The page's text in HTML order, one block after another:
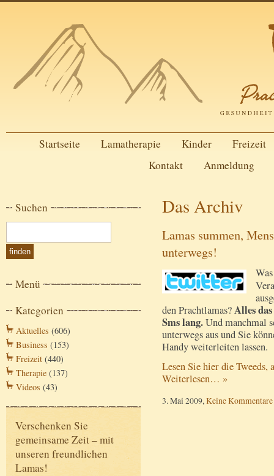
Startseite Lamatherapie Kinder
Freizeit
Kontakt
Anmeldung
Suchen
Menü
Kategorien
Aktuelles (606)
Business (153)
Freizeit (440)
Therapie (137)
Videos (43)
Verschenken Sie
gemeinsame Zeit – mit
unseren freundlichen
Lamas!
Das Archiv
Lamas summen,
unterwegs!
den Prachtlamas?Alles
Sms lang.Und manchmal
unterwegs aus und Sie
Handy weiterleiten lassen.
Lesen Sie hier die
Weiterlesen… »
3. Mai 2009, Keine Kommentare